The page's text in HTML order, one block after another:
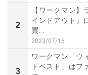
2
【ワークマン
インドアウト」
買...
2023/07/16
3
ワークマン「ウ
トベスト」はフ